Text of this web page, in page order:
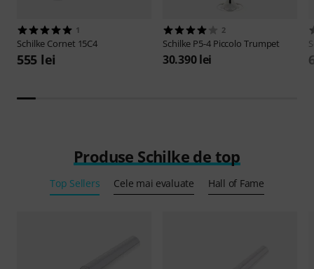
1
Schilke Cornet 15C4
555 lei
2
Schilke P5-4 Piccolo Trumpet
30.390 lei
Produse Schilke de top
Top Sellers Cele mai evaluate Hall of Fame